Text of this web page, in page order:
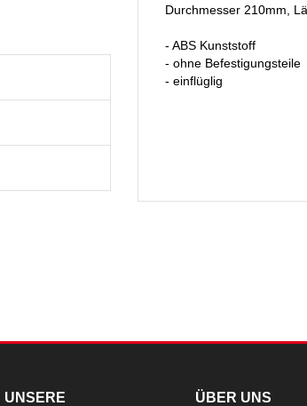
Durchmesser 210mm,
- ABS Kunststoff
- ohne Befestigungsteile
- einflüglig
UNSERE
ÜBER UNS